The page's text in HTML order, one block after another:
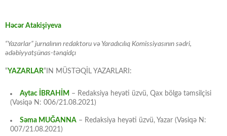
Həcər Atakişiyeva
“Yazarlar” jurnalının redaktoru və Yaradıcılıq Komissiyasının sədri,
ədəbiyyatşünas-tənqidçı
“YAZARLAR“IN MÜSTƏQİL YAZARLARI:
Aytac İBRAHİM – Redaksiya heyəti üzvü, Qax bölgə təmsilçisi
(Vəsiqə N: 006/21.08.2021)
Səma MUĞANNA – Redaksiya heyəti üzvü, Yazar (Vəsiqə N:
007/21.08.2021)